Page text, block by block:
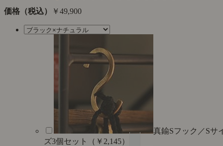
価格（税込） ￥49,900
真鍮Sフック／Sサ
ズ3個セット（￥2,145）